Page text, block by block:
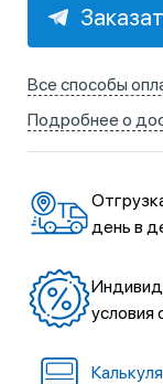
Все способы
Подробнее о
день в
условия